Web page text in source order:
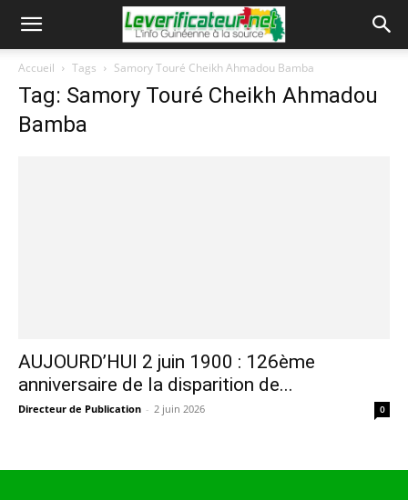
Accueil Tags Samory Touré Cheikh Ahmadou Bamba
Tag: Samory Touré Cheikh Ahmadou
Bamba
AUJOURD’HUI 2 juin 1900 : 126ème
anniversaire de la disparition de...
Directeur de Publication - 2 juin 2026 0